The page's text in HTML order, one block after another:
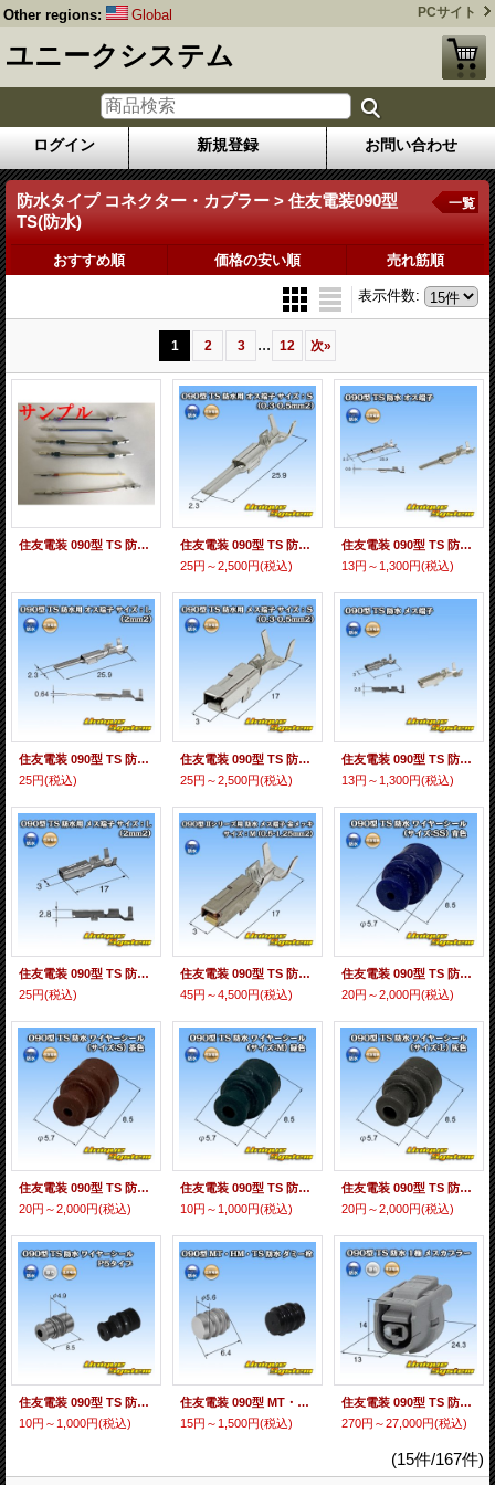
Other regions: Global PCサイト
ユニークシステム
ログイン 新規登録 お問い合わせ
防水タイプ コネクター・カプラー > 住友電装090型
TS(防水)
一覧
おすすめ順 価格の安い順 売れ筋順
表示件数:
1 2 3 ... 12 次»
住友電装 090型 TS 防水用 端子圧着加工
住友電装 090型 TS 防水用 オス端子 サイズ：S (0.3-0.5mm2)
25円～2,500円(税込)
住友電装 090型 TS 防水用 オス端子 サイズ：M (0.5-1.25mm2)
13円～1,300円(税込)
住友電装 090型 TS 防水用 オス端子 サイズ：L (2mm2)
25円(税込)
住友電装 090型 TS 防水用 メス端子 サイズ：S (0.3-0.5mm2)
25円～2,500円(税込)
住友電装 090型 TS 防水用 メス端子 サイズ：M (0.5-1.25mm2)
13円～1,300円(税込)
住友電装 090型 TS 防水用 メス端子 サイズ：L (2mm2)
25円(税込)
住友電装 090型 TS 防水用 メス端子 金メッキ サイズ：M (0.5-1.25mm2)
45円～4,500円(税込)
住友電装 090型 TS 防水 ワイヤーシール (サイズ:SS) 青色 適用電線サイズ：DIVUS 0.35-0.5mm2等
20円～2,000円(税込)
住友電装 090型 TS 防水 ワイヤーシール (サイズ:S) 濃茶色 適用電線サイズ：AVS 0.3mm2 AVSS 0.3-0.85mm2 AVSSX/AESSX 0.3-0.75mm2 CAVUS 0.85-1.25mm2等
20円～2,000円(税込)
住友電装 090型 TS 防水 ワイヤーシール (サイズ:M) 緑色 適用電線サイズ：AV 0.5mm2 AVS 0.5-0.85mm2 AVSS/AVSSX/AESSX 1.25mm2
10円～1,000円(税込)
住友電装 090型 TS 防水 ワイヤーシール (サイズ:L) 灰色 適用電線サイズ：AV/AVS 1.25mm2 AVSS/AVSSX/AESSX 2.0mm2等
20円～2,000円(税込)
住友電装 090型 TS 防水 ワイヤーシール P5タイプ 黒色
10円～1,000円(税込)
住友電装 090型 MT・HM・TS 防水 ダミー栓 黒色
15円～1,500円(税込)
住友電装 090型 TS 防水 1極 メスカプラー
270円～27,000円(税込)
(15件/167件)